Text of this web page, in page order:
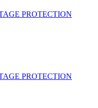
PROTECTION
PROTECTION